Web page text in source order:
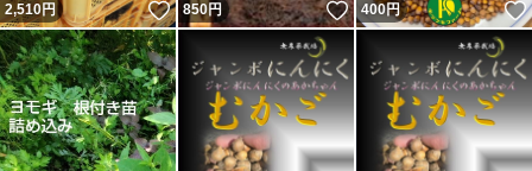
2,510円 いいね！
850円 いいね！
400円